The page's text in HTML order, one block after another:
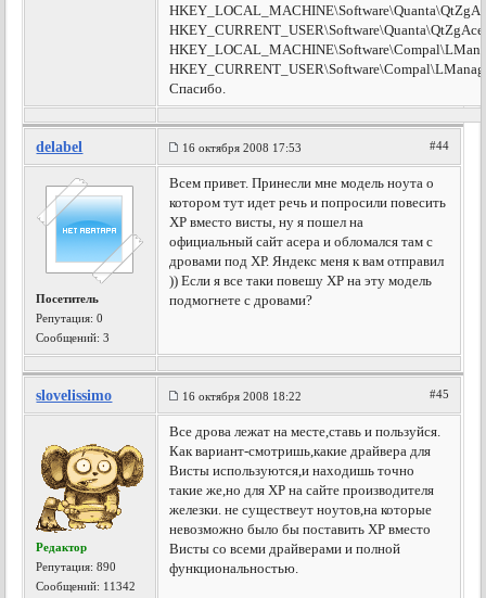
Спасибо.
delabel 16 октября 2008 17:53 #44
Посетитель
Репутация:0
Сообщений: 3
Всем привет. Принесли мне модель ноута о
котором тут идет речь и попросили повесить
ХР вместо висты, ну я пошел на
официальный сайт асера и обломался там с
дровами под ХР. Яндекс меня к вам отправил
)) Если я все таки повешу ХР на эту модель
подмогнете с дровами?
slovelissimo 16 октября 2008 18:22 #45
Редактор
Репутация:890
Сообщений: 11342
Все дрова лежат на месте,ставь и пользуйся.
Как вариант-смотришь,какие драйвера для
Висты используются,и находишь точно
такие же,но для ХР на сайте производителя
железки. не существеут ноутов,на которые
невозможно было бы поставить ХР вместо
Висты со всеми драйверами и полной
функциональностью.